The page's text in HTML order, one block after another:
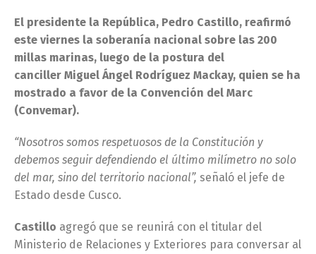
El presidente la República, Pedro Castillo, reafirmó
este viernes la soberanía nacional sobre las 200
millas marinas, luego de la postura del
canciller Miguel Ángel Rodríguez Mackay, quien se ha
mostrado a favor de la Convención del Marc
(Convemar).
“Nosotros somos respetuosos de la Constitución y
debemos seguir defendiendo el último milímetro no solo
del mar, sino del territorio nacional”, señaló el jefe de
Estado desde Cusco.
Castillo agregó que se reunirá con el titular del
Ministerio de Relaciones y Exteriores para conversar al